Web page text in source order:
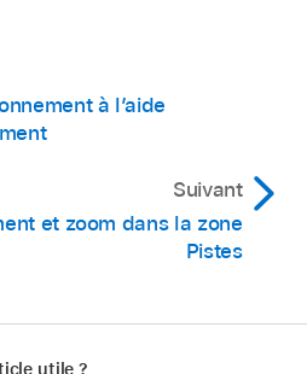
à l’aide
Suivant
et zoom dans la zone
Pistes
utile ?